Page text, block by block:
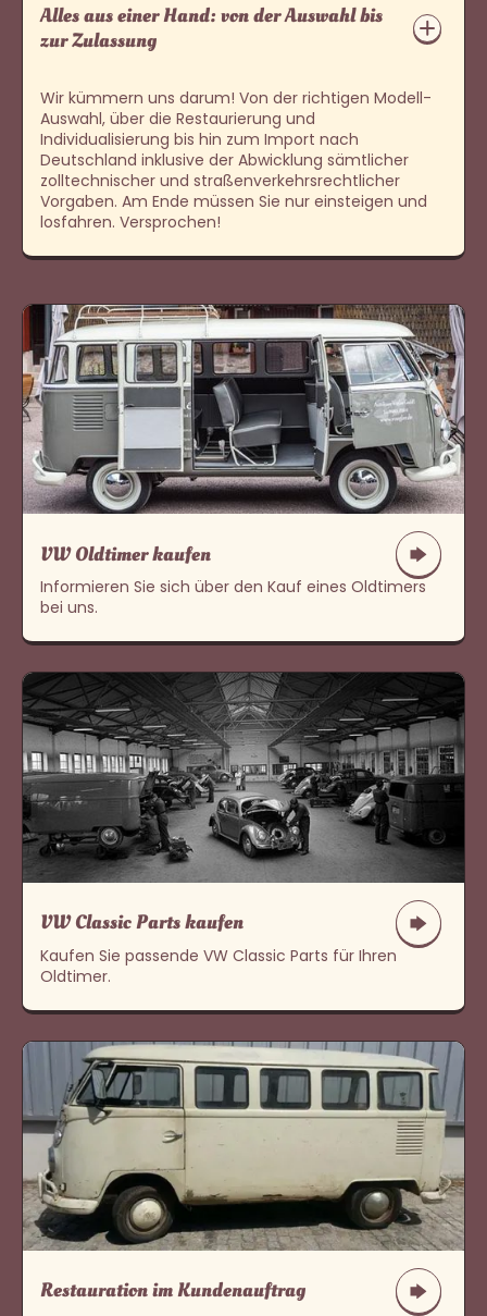
Alles aus einer Hand: von der Auswahl bis
zur Zulassung
Wir kümmern uns darum! Von der richtigen Modell-
Auswahl, über die Restaurierung und
Individualisierung bis hin zum Import nach
Deutschland inklusive der Abwicklung sämtlicher
zolltechnischer und straßenverkehrsrechtlicher
Vorgaben. Am Ende müssen Sie nur einsteigen und
losfahren. Versprochen!
VW Oldtimer kaufen
Informieren Sie sich über den Kauf eines Oldtimers
bei uns.
VW Classic Parts kaufen
Kaufen Sie passende VW Classic Parts für Ihren
Oldtimer.
Restauration im Kundenauftrag